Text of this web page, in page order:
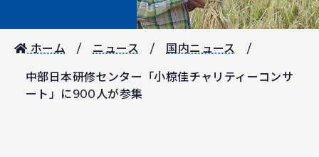
ホーム ニュース 国内ニュース
中部日本研修センター「小椋佳チャリティーコンサ
ート」に900人が参集